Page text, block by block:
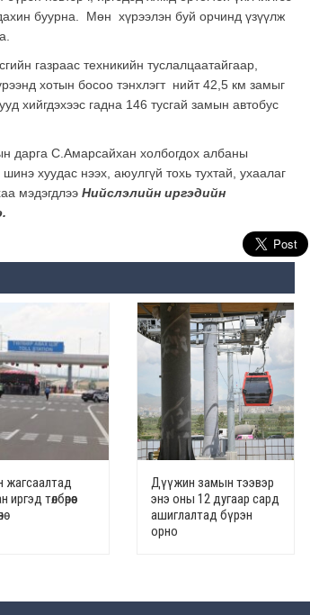
буурна. Мөн хүрээлэн буй орчинд үзүүлж
газраас техникийн туслалцаатайгаар,
хотын босоо тэнхлэгт нийт 42,5 км замыг
хийгдэхээс гадна 146 тусгай замын автобус
дарга С.Амарсайхан холбогдох албаны
хуудас нээх, аюулгүй тохь тухтай, ухаалаг
мэдэгдлээ Нийслэлийн иргэдийн
жагсаалтад
иргэд төлбөрөөс
Дүүжин замын тээвэр
энэ оны 12 дугаар сард
ашиглалтад бүрэн
орно